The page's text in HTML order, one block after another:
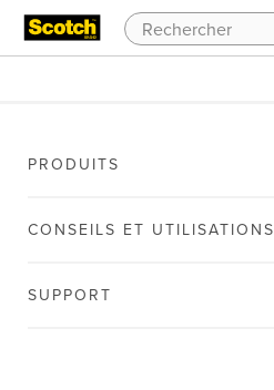
PRODUITS
CONSEILS ET UTILISATIONS
SUPPORT